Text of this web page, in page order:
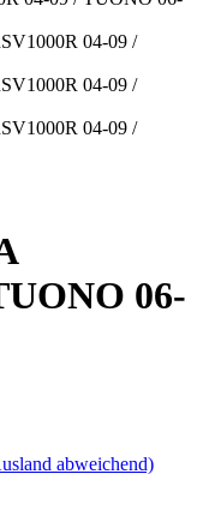
06-
abweichend)